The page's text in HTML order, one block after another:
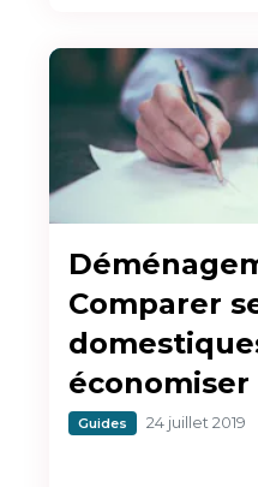
Comparer
économiser
Guides 24 juillet 2019